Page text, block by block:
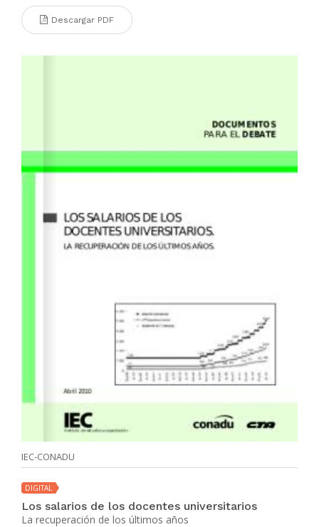
Descargar PDF
IEC-CONADU
DIGITAL
Los salarios de los docentes universitarios
La recuperación de los últimos años